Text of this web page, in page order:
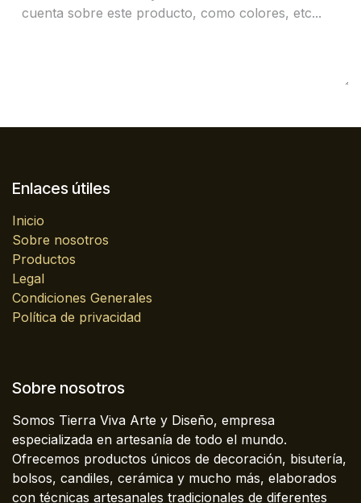
Enlaces útiles
Inicio
Sobre nosotros
Productos
Legal
Condiciones Generales
Política de privacidad
Sobre nosotros
Somos Tierra Viva Arte y Diseño, empresa
especializada en artesanía de todo el mundo.
Ofrecemos productos únicos de decoración, bisutería,
bolsos, candiles, cerámica y mucho más, elaborados
con técnicas artesanales tradicionales de diferentes